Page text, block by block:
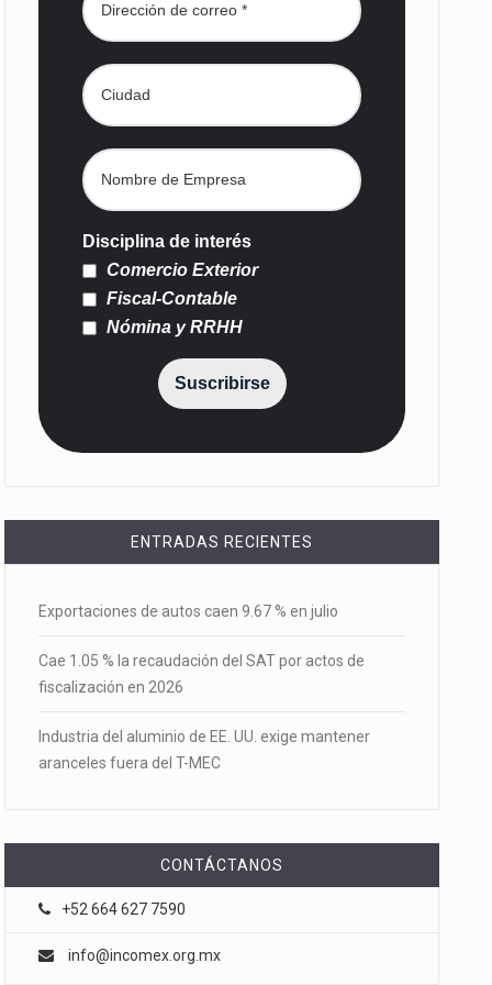
Disciplina de interés
Comercio Exterior
Fiscal-Contable
Nómina y RRHH
Suscribirse
ENTRADAS RECIENTES
Exportaciones de autos caen 9.67 % en julio
Cae 1.05 % la recaudación del SAT por actos de
fiscalización en 2026
Industria del aluminio de EE. UU. exige mantener
aranceles fuera del T-MEC
CONTÁCTANOS
+52 664 627 7590
info@incomex.org.mx